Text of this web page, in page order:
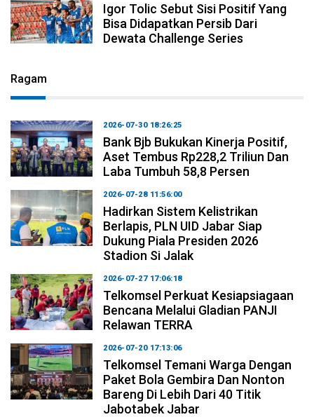
Igor Tolic Sebut Sisi Positif Yang
Bisa Didapatkan Persib Dari
Dewata Challenge Series
Ragam
2026-07-30 18:26:25
Bank Bjb Bukukan Kinerja Positif,
Aset Tembus Rp228,2 Triliun Dan
Laba Tumbuh 58,8 Persen
2026-07-28 11:56:00
Hadirkan Sistem Kelistrikan
Berlapis, PLN UID Jabar Siap
Dukung Piala Presiden 2026
Stadion Si Jalak
2026-07-27 17:06:18
Telkomsel Perkuat Kesiapsiagaan
Bencana Melalui Gladian PANJI
Relawan TERRA
2026-07-20 17:13:06
Telkomsel Temani Warga Dengan
Paket Bola Gembira Dan Nonton
Bareng Di Lebih Dari 40 Titik
Jabotabek Jabar